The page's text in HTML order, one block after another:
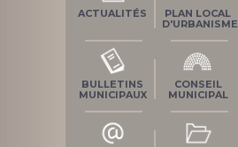
ACTUALITÉS
PLAN LOCAL
D'URBANISME
BULLETINS
MUNICIPAUX
CONSEIL
MUNICIPAL